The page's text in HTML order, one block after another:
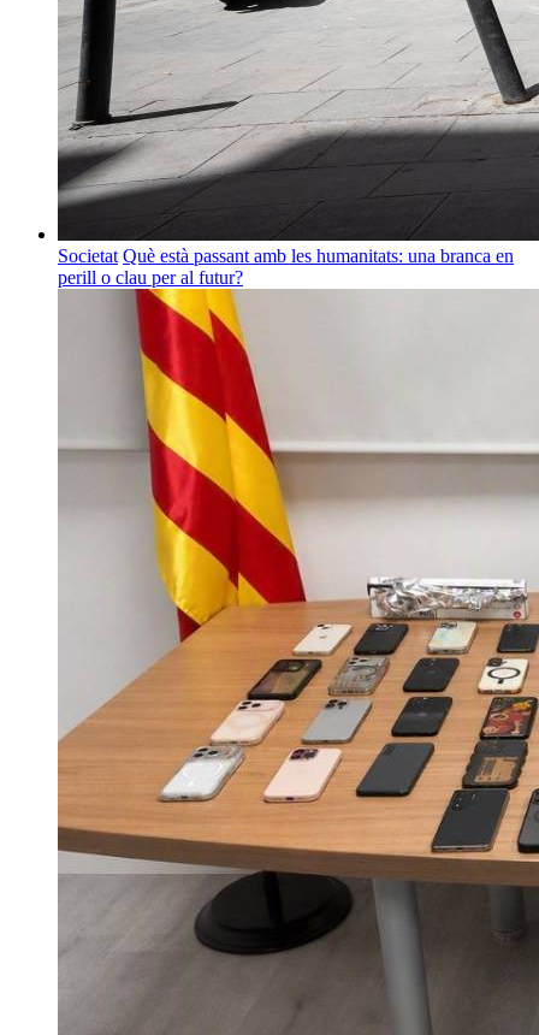
Societat Què està passant amb les humanitats: una branca en
perill o clau per al futur?